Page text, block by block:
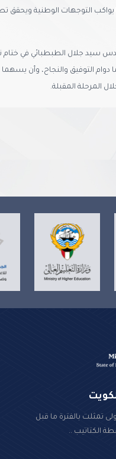
يواكب التوجهات الوطنية ويحقق
سيد جلال الطبطبائي في ختام
دوام التوفيق والنجاح، وأن
المرحلة المقبلة.
تمثلت بالفترة ما قبل
الكتاتيب ..